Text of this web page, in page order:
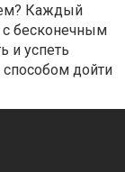
Каждый
с бесконечным
и успеть
дойти